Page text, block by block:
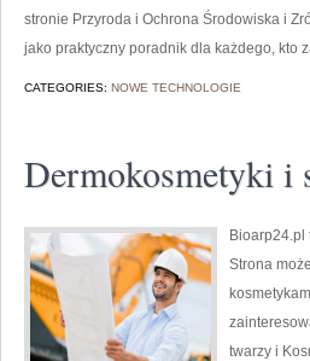
stronie Przyroda i Ochrona Środowiska i
jako praktyczny poradnik dla każdego, kto
CATEGORIES: NOWE TECHNOLOGIE
Dermokosmetyki i
Bioarp24.pl
Strona
twarzy i